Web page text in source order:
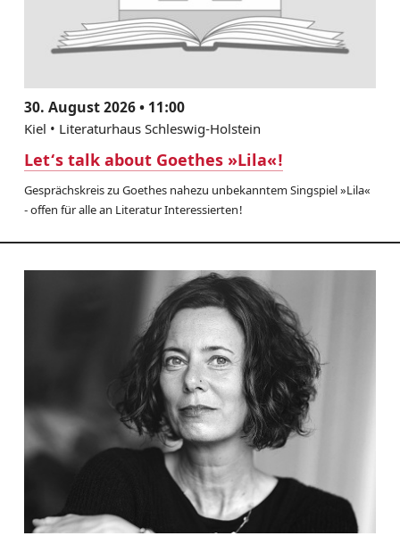
30. August 2026 • 11:00
Kiel • Literaturhaus Schleswig-Holstein
Let‘s talk about Goethes »Lila«!
Gesprächskreis zu Goethes nahezu unbekanntem Singspiel »Lila«
- offen für alle an Literatur Interessierten!